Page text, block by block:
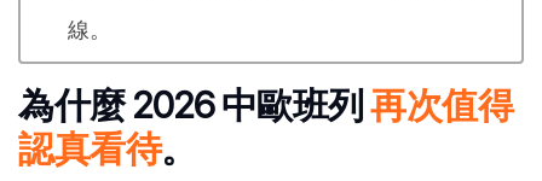
線。
為什麼 2026 中歐班列 再次值得
認真看待。